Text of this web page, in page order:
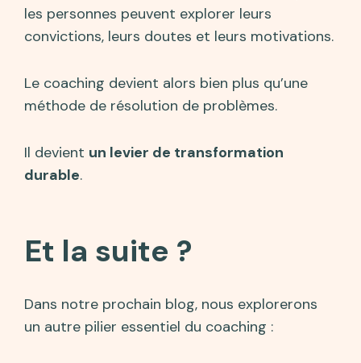
les personnes peuvent explorer leurs
convictions, leurs doutes et leurs motivations.
Le coaching devient alors bien plus qu’une
méthode de résolution de problèmes.
Il devient un levier de transformation
durable.
Et la suite ?
Dans notre prochain blog, nous explorerons
un autre pilier essentiel du coaching :